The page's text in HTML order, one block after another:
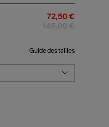
72,50 €
Guide des tailles